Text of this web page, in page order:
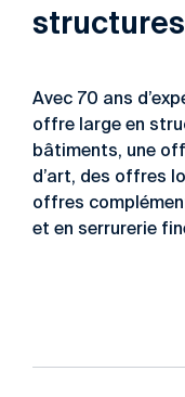
Avec 70 ans
offre large en
bâtiments, une
d’art, des offres
offres
et en serrurerie